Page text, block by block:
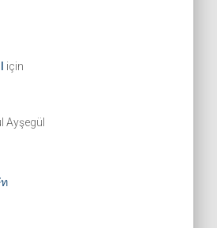
için
Ayşegül